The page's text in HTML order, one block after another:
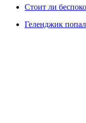
Стоит ли
Геленджик